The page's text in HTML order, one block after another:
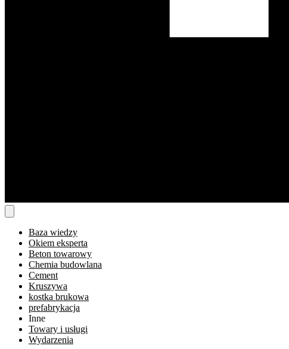
Baza wiedzy
Okiem eksperta
Beton towarowy
Chemia budowlana
Cement
Kruszywa
kostka brukowa
prefabrykacja
Inne
Towary i usługi
Wydarzenia